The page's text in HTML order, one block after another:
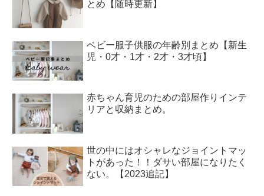
とめ【随時更新】
ベビー服子供服の年齢別まとめ【新生
児・0才・1才・2才・3才頃】
赤ちゃん育児のための部屋作りインテ
リアと収納まとめ。
世の中にはオシャレなジョイントマッ
トがあった！！ダサい部屋になりたく
ない。【2023追記】